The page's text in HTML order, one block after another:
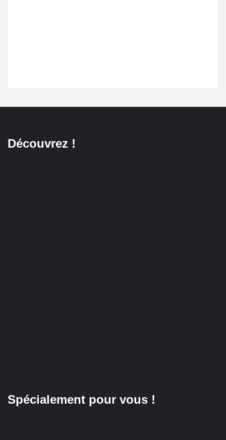
Découvrez !
Spécialement pour vous !